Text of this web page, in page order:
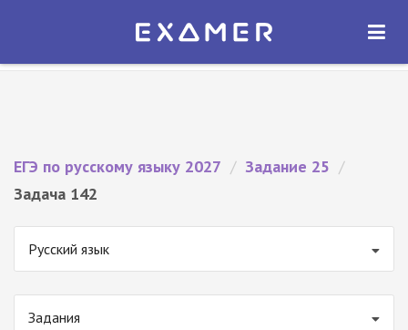
Экзамер — ЕГЭ 2027
ОТКРЫТЬ
ЕГЭ по русскому языку 2027 / Задание 25 /
Задача 142
Русский язык
Задания